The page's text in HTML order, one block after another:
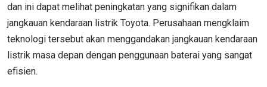
dan ini dapat melihat peningkatan yang signifikan dalam
jangkauan kendaraan listrik Toyota. Perusahaan mengklaim
teknologi tersebut akan menggandakan jangkauan kendaraan
listrik masa depan dengan penggunaan baterai yang sangat
efisien.